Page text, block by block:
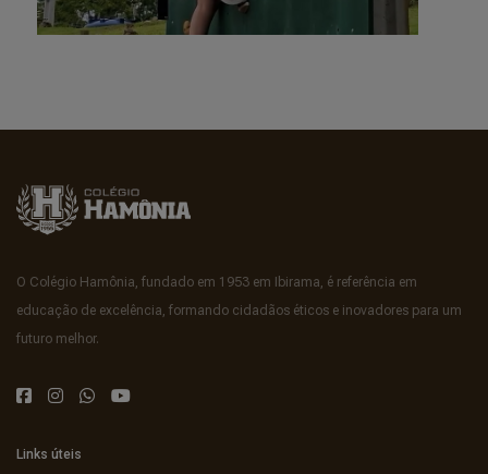
O Colégio Hamônia, fundado em 1953 em Ibirama, é referência em
educação de excelência, formando cidadãos éticos e inovadores para um
futuro melhor.
Links úteis